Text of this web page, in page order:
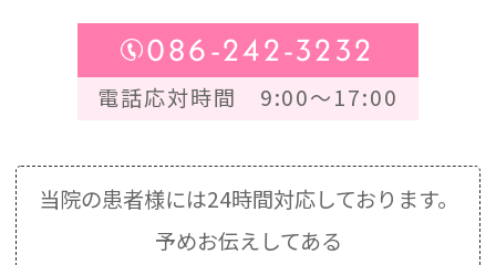
086-242-3232
電話応対時間 9:00～17:00
当院の患者様には24時間対応しております。
予めお伝えしてある